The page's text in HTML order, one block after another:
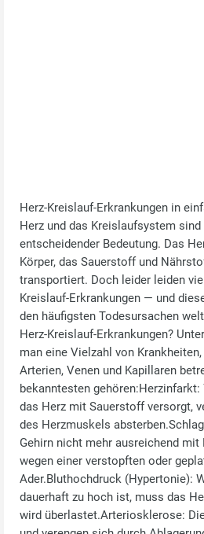
Herz-Kreislauf-Erkrankungen in
Herz und das Kreislaufsystem
entscheidender Bedeutung. Das
Körper, das Sauerstoff und
transportiert. Doch leider leiden
Kreislauf‑Erkrankungen — und
den häufigsten Todesursachen
Herz-Kreislauf‑Erkrankungen?
man eine Vielzahl von
Arterien, Venen und Kapillaren
bekanntesten gehören:Herzinfarkt:
das Herz mit Sauerstoff versorgt,
des Herzmuskels
Gehirn nicht mehr ausreichend
wegen einer verstopften oder
Ader.Bluthochdruck (Hypertonie):
dauerhaft zu hoch ist, muss das
wird überlastet.Arteriosklerose: